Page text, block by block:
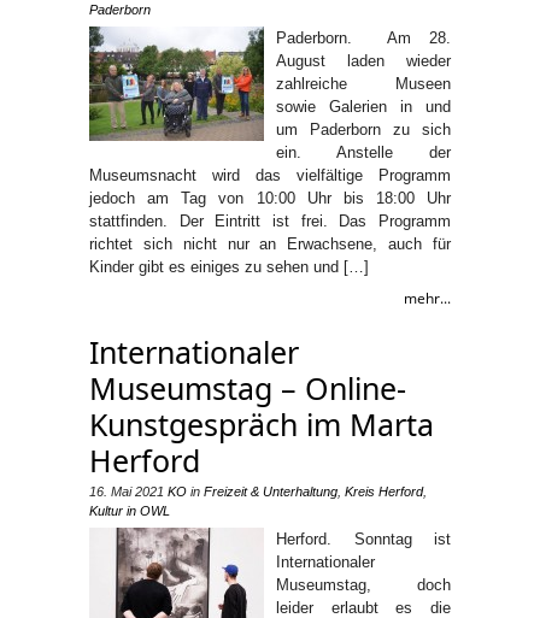
Paderborn
Paderborn. Am 28.
August laden wieder
zahlreiche Museen
sowie Galerien in und
um Paderborn zu sich
ein. Anstelle der
Museumsnacht wird das vielfältige Programm
jedoch am Tag von 10:00 Uhr bis 18:00 Uhr
stattfinden. Der Eintritt ist frei. Das Programm
richtet sich nicht nur an Erwachsene, auch für
Kinder gibt es einiges zu sehen und […]
mehr...
Internationaler
Museumstag – Online-
Kunstgespräch im Marta
Herford
16. Mai 2021 KO in Freizeit & Unterhaltung Kreis Herford,
Kultur in OWL
Herford. Sonntag ist
Internationaler
Museumstag, doch
leider erlaubt es die